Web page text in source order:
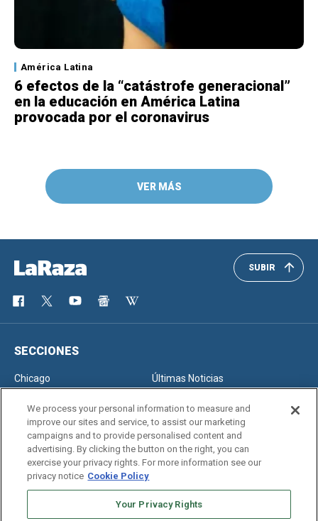
América Latina
6 efectos de la “catástrofe generacional”
en la educación en América Latina
provocada por el coronavirus
VER MÁS
SUBIR
SECCIONES
Chicago
Últimas Noticias
SERVICIOS
Newsletter
Edición Impresa
We process your personal information to measure and
improve our sites and service, to assist our marketing
campaigns and to provide personalised content and
advertising. By clicking the button on the right, you can
exercise your privacy rights. For more information see our
privacy notice Cookie Policy
Your Privacy Rights